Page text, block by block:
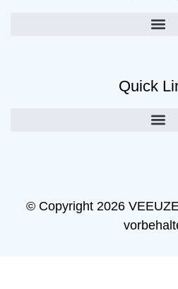
Quick
© Copyright 2026